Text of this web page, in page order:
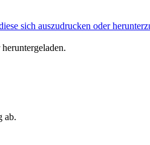
sich auszudrucken oder
ab.